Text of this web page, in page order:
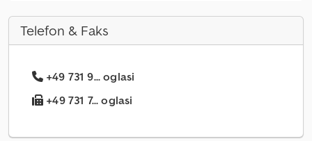
Telefon & Faks
+49 731 9... oglasi
+49 731 7... oglasi